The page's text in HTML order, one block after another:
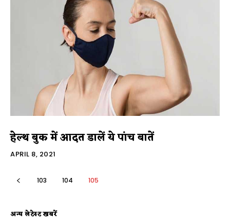
हेल्थ बुक में आदत डालें ये पांच बातें
APRIL 8, 2021
103 104 105
अन्य लेटेस्ट खबरें